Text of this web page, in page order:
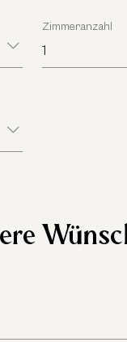
Zimmeranzahl
1